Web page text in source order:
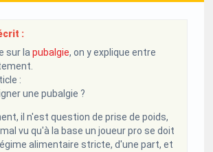
:
sur lapubalgie, on y explique entre
:
une pubalgie ?
il n'est question de prise de poids,
vu qu'à la base un joueur pro se doit
alimentaire stricte, d'une part, et